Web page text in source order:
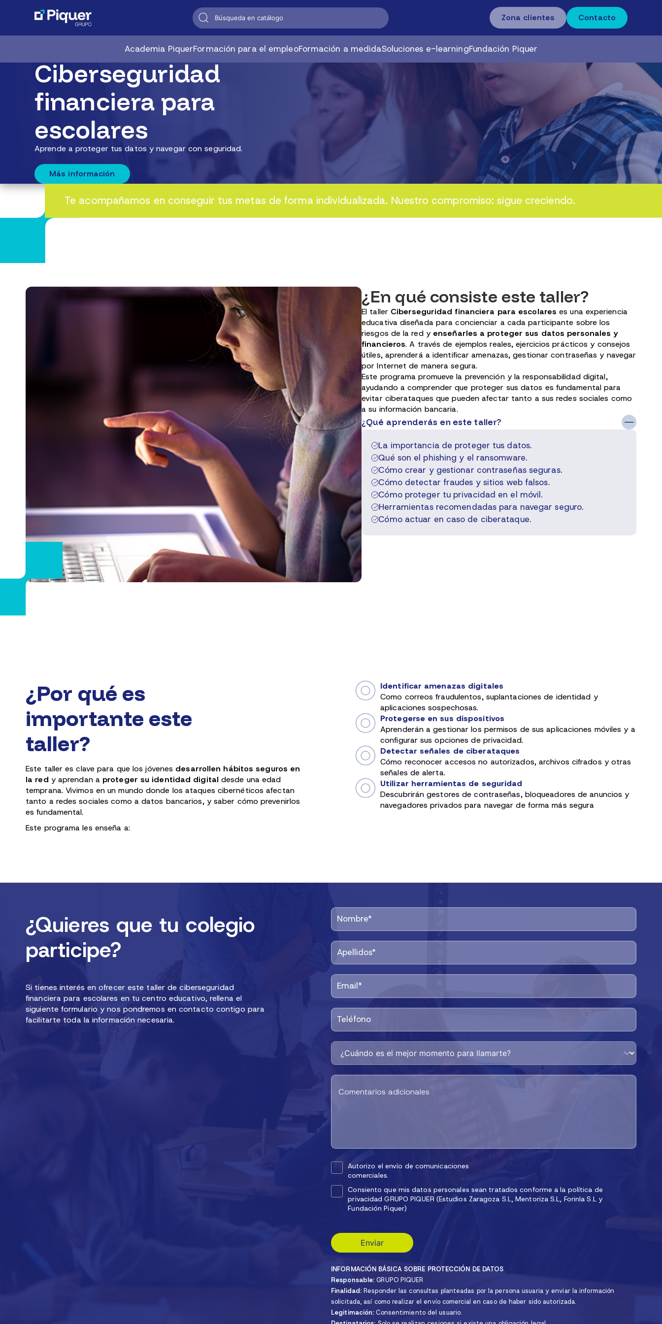
Zona clientes Contacto
Academia PiquerFormación para el empleoFormación a medidaSoluciones e-learningFundación Piquer
Ciberseguridad
financiera para
escolares
Aprende a proteger tus datos y navegar con seguridad.
Más información
Te acompañamos en conseguir tus metas de forma individualizada. Nuestro compromiso: sigue creciendo.
¿En qué consiste este taller?
El taller Ciberseguridad financiera para escolares es una experiencia
educativa diseñada para concienciar a cada participante sobre los
riesgos de la red y enseñarles a proteger sus datos personales y
financieros. A través de ejemplos reales, ejercicios prácticos y consejos
útiles, aprenderá a identificar amenazas, gestionar contraseñas y navegar
por Internet de manera segura.
Este programa promueve la prevención y la responsabilidad digital,
ayudando a comprender que proteger sus datos es fundamental para
evitar ciberataques que pueden afectar tanto a sus redes sociales como
a su información bancaria.
¿Qué aprenderás en este taller?
La importancia de proteger tus datos.
Qué son el phishing y el ransomware.
Cómo crear y gestionar contraseñas seguras.
Cómo detectar fraudes y sitios web falsos.
Cómo proteger tu privacidad en el móvil.
Herramientas recomendadas para navegar seguro.
Cómo actuar en caso de ciberataque.
¿Por qué es
importante este
taller?
Este taller es clave para que los jóvenes desarrollen hábitos seguros en
la red y aprendan a proteger su identidad digital desde una edad
temprana. Vivimos en un mundo donde los ataques cibernéticos afectan
tanto a redes sociales como a datos bancarios, y saber cómo prevenirlos
es fundamental.
Este programa les enseña a:
Identificar amenazas digitales
Como correos fraudulentos, suplantaciones de identidad y
aplicaciones sospechosas.
Protegerse en sus dispositivos
Aprenderán a gestionar los permisos de sus aplicaciones móviles y a
configurar sus opciones de privacidad.
Detectar señales de ciberataques
Cómo reconocer accesos no autorizados, archivos cifrados y otras
señales de alerta.
Utilizar herramientas de seguridad
Descubrirán gestores de contraseñas, bloqueadores de anuncios y
navegadores privados para navegar de forma más segura
¿Quieres que tu colegio
participe?
Si tienes interés en ofrecer este taller de ciberseguridad
financiera para escolares en tu centro educativo, rellena el
siguiente formulario y nos pondremos en contacto contigo para
facilitarte toda la información necesaria.
Autorizo el envío de comunicaciones
comerciales.
Consiento que mis datos personales sean tratados conforme a la política de
privacidad GRUPO PIQUER (Estudios Zaragoza S.L, Mentoriza S.L, Forinla S.L y
Fundación Piquer)
INFORMACIÓN BÁSICA SOBRE PROTECCIÓN DE DATOS
Responsable: GRUPO PIQUER
Finalidad: Responder las consultas planteadas por la persona usuaria y enviar la información
solicitada, así como realizar el envío comercial en caso de haber sido autorizada.
Legitimación: Consentimiento del usuario.